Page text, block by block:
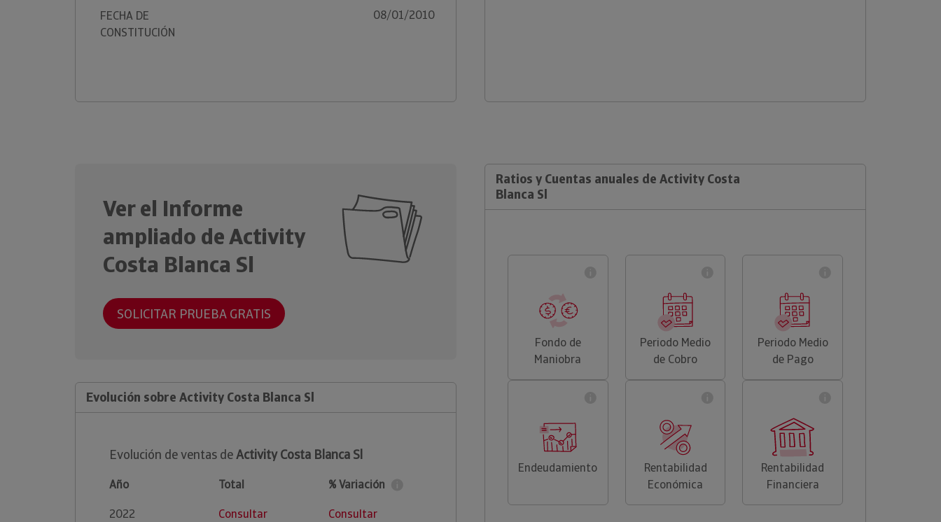
FECHA DE
CONSTITUCIÓN
08/01/2010
Ver el Informe
ampliado de Activity
Costa Blanca Sl
SOLICITAR PRUEBA GRATIS
Evolución sobre Activity Costa Blanca Sl
Evolución de ventas deActivity Costa Blanca Sl
Año Total
% Variación
2022
Consultar
Consultar
Ratios y Cuentas anuales de Activity Costa
Blanca Sl
Fondo de
Maniobra
Periodo Medio
de Cobro
Periodo Medio
de Pago
Endeudamiento
Rentabilidad
Económica
Rentabilidad
Financiera